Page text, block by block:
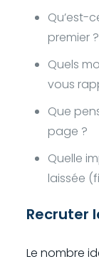
Qu’est-
premier ?
Quels
vous
Que
page ?
Quelle
laissée
Recruter
Le nombre